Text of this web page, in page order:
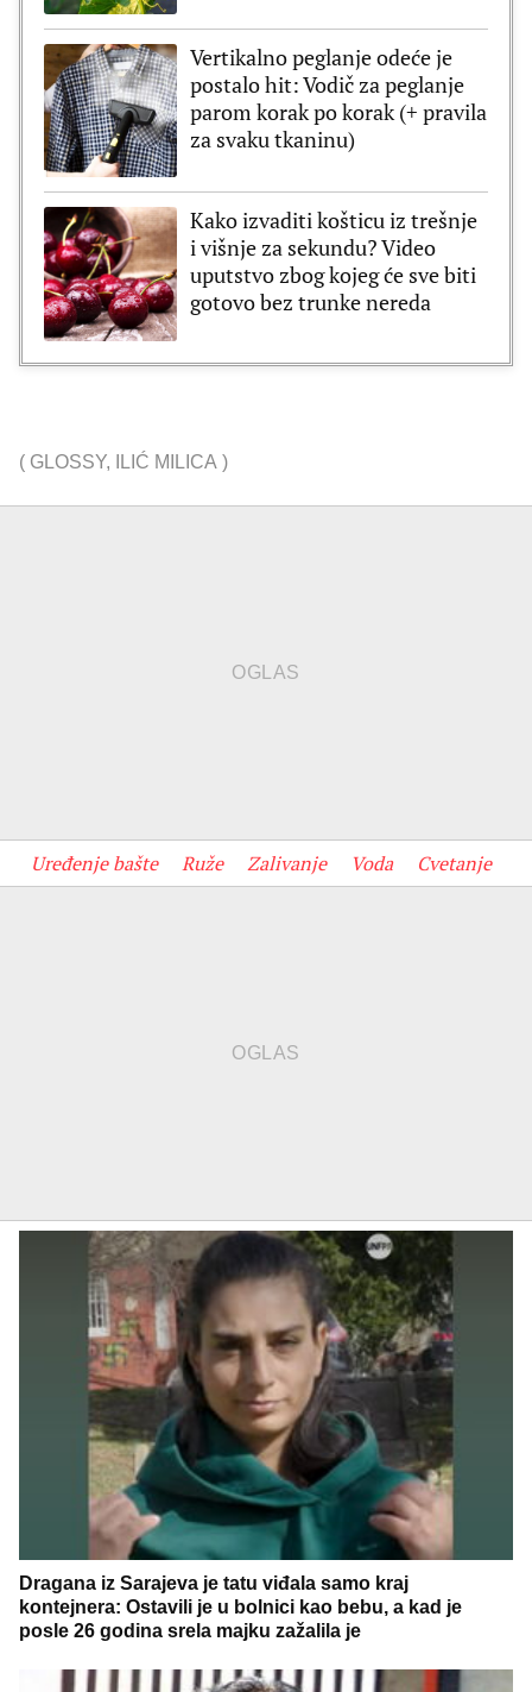
Vertikalno peglanje odeće je
postalo hit: Vodič za peglanje
parom korak po korak (+ pravila
za svaku tkaninu)
Kako izvaditi košticu iz trešnje
i višnje za sekundu? Video
uputstvo zbog kojeg će sve biti
gotovo bez trunke nereda
( GLOSSY, ILIĆ MILICA )
Uređenje bašte Ruže Zalivanje Voda Cvetanje
Dragana iz Sarajeva je tatu viđala samo kraj
kontejnera: Ostavili je u bolnici kao bebu, a kad je
posle 26 godina srela majku zažalila je